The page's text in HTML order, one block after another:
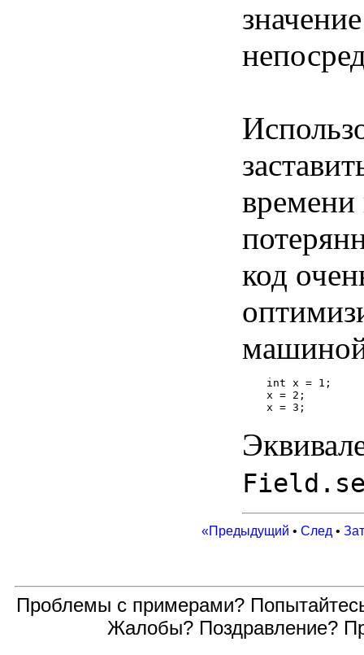
код
int x = 1;
x = 2;
«Предыдущий • След •
Проблемы с примерами?
Жалобы? Поздравление?